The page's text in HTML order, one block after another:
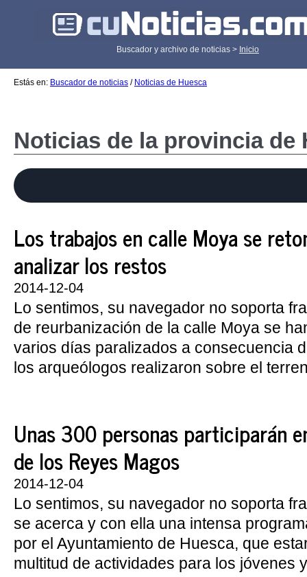
Buscador y archivo de noticias > Inicio
Estás en: Buscador de noticias / Noticias de Huesca
Noticias de la provincia de
Los trabajos en calle Moya se
analizar los restos
2014-12-04
Lo sentimos, su navegador no soporta
de reurbanización de la calle Moya se
varios días paralizados a consecuencia
los arqueólogos realizaron sobre el
Unas 300 personas participarán
de los Reyes Magos
2014-12-04
Lo sentimos, su navegador no soporta
se acerca y con ella una intensa
por el Ayuntamiento de Huesca, que
multitud de actividades para los jóvenes